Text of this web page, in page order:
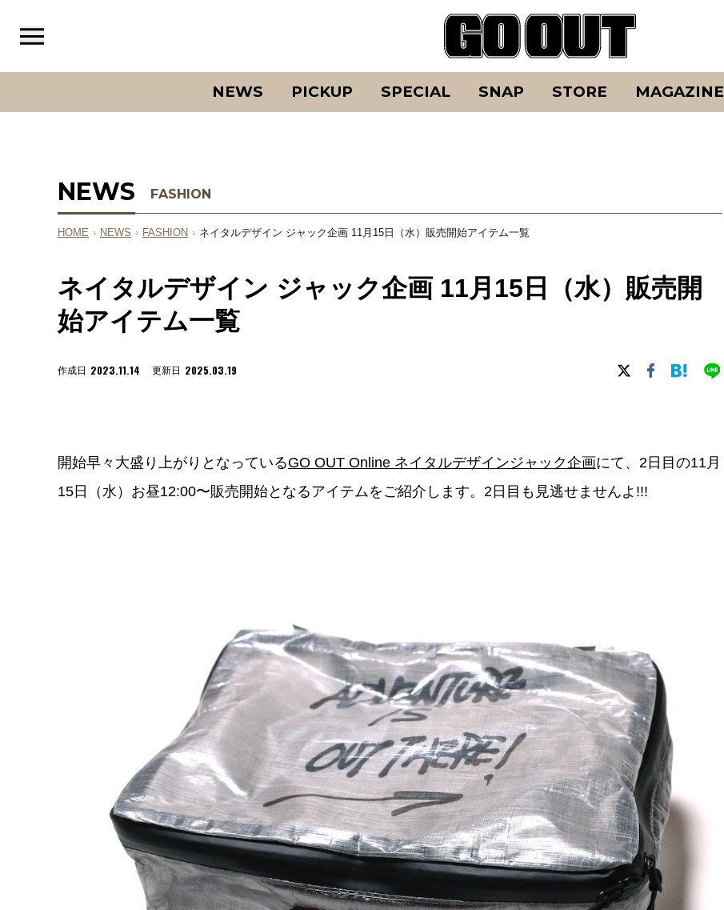
NEWS PICKUP SPECIAL SNAP STORE MAGAZINE
NEWS FASHION
HOME › NEWS › FASHION › ネイタルデザイン ジャック企画 11月15日（水）販売開始アイテム一覧
ネイタルデザイン ジャック企画 11月15日（水）販売開
始アイテム一覧
作成日 2023.11.14 更新日 2025.03.19
開始早々大盛り上がりとなっているGO OUT Online ネイタルデザインジャック企画にて、2日目の11月
15日（水）お昼12:00〜販売開始となるアイテムをご紹介します。2日目も見逃せませんよ!!!